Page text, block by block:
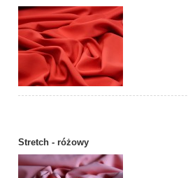
Stretch - różowy